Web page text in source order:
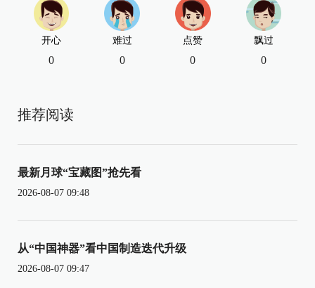
开心
0
难过
0
点赞
0
飘过
0
推荐阅读
最新月球“宝藏图”抢先看
2026-08-07 09:48
从“中国神器”看中国制造迭代升级
2026-08-07 09:47